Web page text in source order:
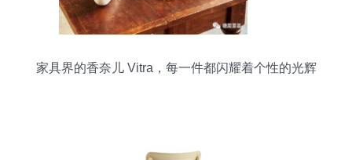
家具界的香奈儿 Vitra，每一件都闪耀着个性的光辉